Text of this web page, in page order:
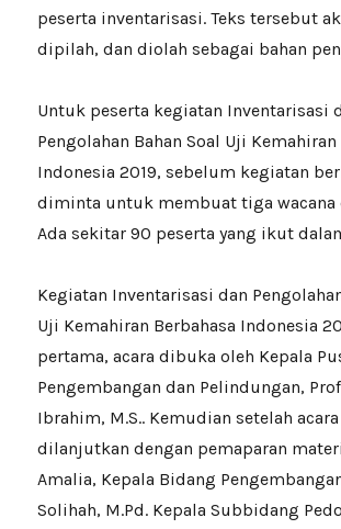
peserta inventarisasi. Teks tersebut
dipilah, dan diolah sebagai bahan
Untuk peserta kegiatan Inventarisasi
Pengolahan Bahan Soal Uji Kemahiran
Indonesia 2019, sebelum kegiatan
diminta untuk membuat tiga wacana
Ada sekitar 90 peserta yang ikut
Kegiatan Inventarisasi dan
Uji Kemahiran Berbahasa Indonesia
pertama, acara dibuka oleh Kepala
Pengembangan dan Pelindungan,
Ibrahim, M.S.. Kemudian setelah
dilanjutkan dengan pemaparan
Amalia, Kepala Bidang
Solihah, M.Pd. Kepala Subbidang